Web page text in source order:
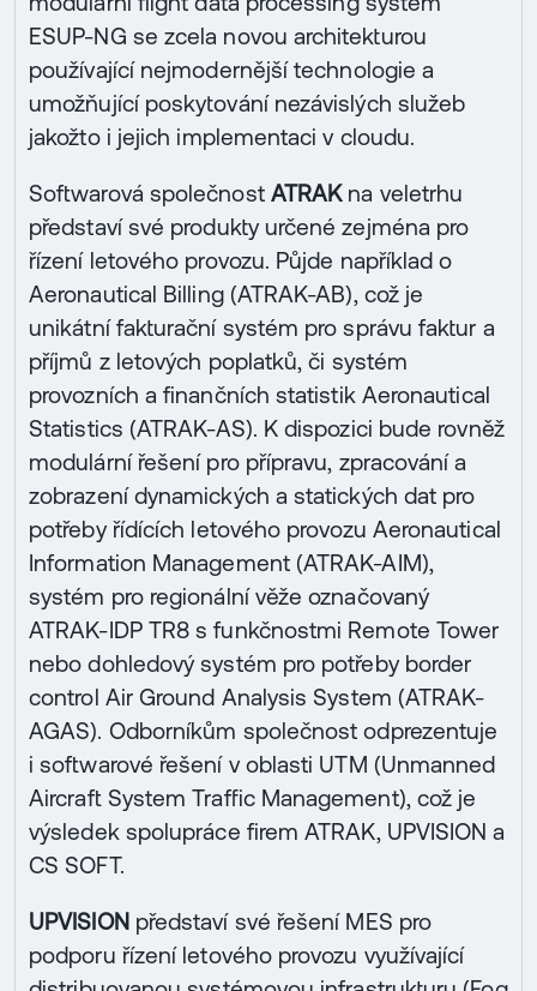
ESUP-NG se zcela novou architekturou
používající nejmodernější technologie a
umožňující poskytování nezávislých služeb
jakožto i jejich implementaci v cloudu.
Softwarová společnost ATRAKna veletrhu
představí své produkty určené zejména pro
řízení letového provozu. Půjde například o
Aeronautical Billing (ATRAK-AB), což je
unikátní fakturační systém pro správu faktur a
příjmů z letových poplatků, či systém
provozních a finančních statistik Aeronautical
Statistics (ATRAK-AS). K dispozici bude rovněž
modulární řešení pro přípravu, zpracování a
zobrazení dynamických a statických dat pro
potřeby řídících letového provozu Aeronautical
Information Management (ATRAK-AIM),
systém pro regionální věže označovaný
ATRAK-IDP TR8 s funkčnostmi Remote Tower
nebo dohledový systém pro potřeby border
control Air Ground Analysis System (ATRAK-
AGAS). Odborníkům společnost odprezentuje
i softwarové řešení v oblasti UTM (Unmanned
Aircraft System Traffic Management), což je
výsledek spolupráce firem ATRAK, UPVISION a
CS SOFT.
UPVISION představí své řešení MES pro
podporu řízení letového provozu využívající